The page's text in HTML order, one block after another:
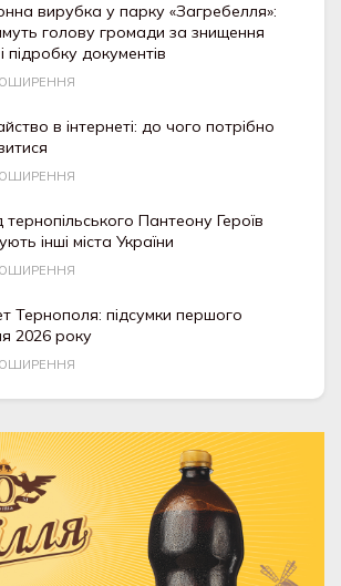
вирубка у парку «Загребелля»:
голову громади за знищення
підробку документів
в інтернеті: до чого потрібно
тернопільського Пантеону Героїв
інші міста України
Тернополя: підсумки першого
2026 року